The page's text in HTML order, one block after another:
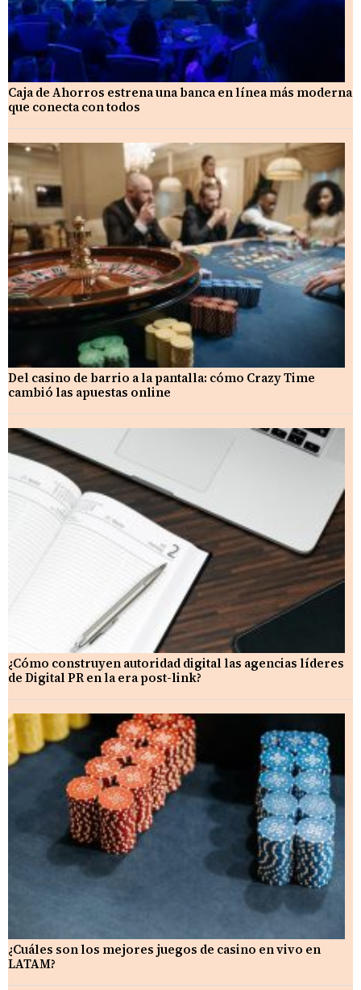
Caja de Ahorros estrena una banca en línea más moderna
que conecta con todos
Del casino de barrio a la pantalla: cómo Crazy Time
cambió las apuestas online
¿Cómo construyen autoridad digital las agencias líderes
de Digital PR en la era post-link?
¿Cuáles son los mejores juegos de casino en vivo en
LATAM?